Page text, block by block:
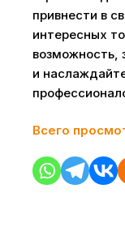
привнести в
интересных
возможность,
и
Всего